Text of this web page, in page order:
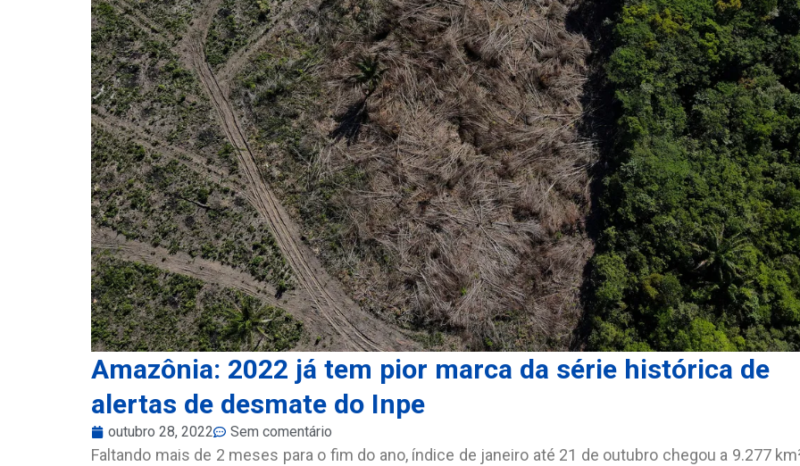
Amazônia: 2022 já tem pior marca da série histórica de
alertas de desmate do Inpe
outubro 28, 2022 Sem comentário
Faltando mais de 2 meses para o fim do ano, índice de janeiro até 21 de outubro chegou a 9.277